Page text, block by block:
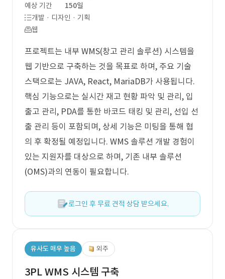
예상 기간
150일
개발 · 디자인 · 기획
웹
프로젝트는 내부 WMS(창고 관리 솔루션) 시스템을
웹 기반으로 구축하는 것을 목표로 하며, 주요 기술
스택으로는 JAVA, React, MariaDB가 사용됩니다.
핵심 기능으로는 실시간 재고 현황 파악 및 관리, 입
출고 관리, PDA를 통한 바코드 태킹 및 관리, 선입 선
출 관리 등이 포함되며, 상세 기능은 미팅을 통해 협
의 후 확정될 예정입니다. WMS 솔루션 개발 경험이
있는 지원자를 대상으로 하며, 기존 내부 솔루션
(OMS)과의 연동이 필요합니다.
로그인 후 무료 견적 상담 받으세요.
유사도 매우 높음 외주
3PL WMS 시스템 구축